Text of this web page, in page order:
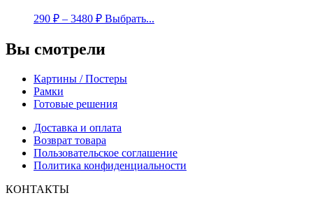
290 ₽ – 3480 ₽ Выбрать...
Вы смотрели
Картины / Постеры
Рамки
Готовые решения
Доставка и оплата
Возврат товара
Пользовательское соглашение
Политика конфиденциальности
КОНТАКТЫ